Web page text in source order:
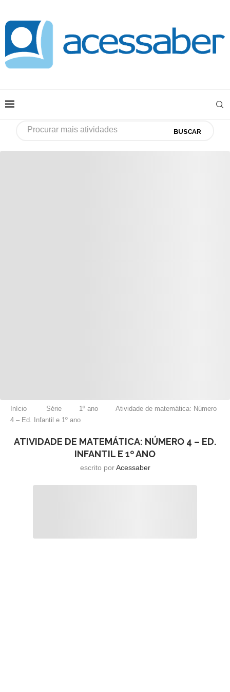
BUSCAR
Início Série 1º ano
Atividade de matemática: Número
4 – Ed. Infantil e 1º ano
ATIVIDADE DE MATEMÁTICA: NÚMERO 4 – ED.
INFANTIL E 1º ANO
escrito porAcessaber